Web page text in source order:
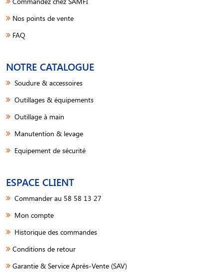
Nos points de vente
FAQ
NOTRE CATALOGUE
Soudure & accessoires
Outillages & équipements
Outillage à main
Manutention & levage
Equipement de sécurité
ESPACE CLIENT
Commander au 58 58 13 27
Mon compte
Historique des commandes
Conditions de retour
Garantie & Service Après-Vente (SAV)